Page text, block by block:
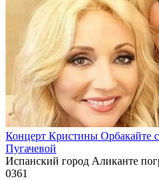
Концерт Кристины Орбакайте
Пугачевой
Испанский город Аликанте
0361